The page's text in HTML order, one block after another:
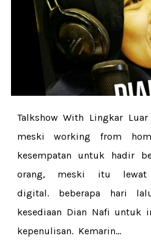
Talkshow With Lingkar
meski working from
kesempatan untuk hadir
orang, meski itu
digital. beberapa hari
kesediaan Dian Nafi untuk
kepenulisan. Kemarin...